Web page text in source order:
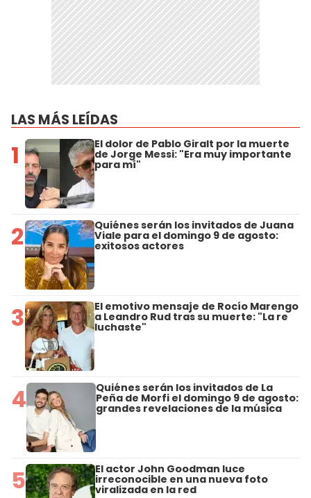
LAS MÁS LEÍDAS
1 El dolor de Pablo Giralt por la muerte
de Jorge Messi: "Era muy importante
para mí"
2 Quiénes serán los invitados de Juana
Viale para el domingo 9 de agosto:
exitosos actores
3 El emotivo mensaje de Rocío Marengo
a Leandro Rud tras su muerte: "La re
luchaste"
4 Quiénes serán los invitados de La
Peña de Morfi el domingo 9 de agosto:
grandes revelaciones de la música
5 El actor John Goodman luce
irreconocible en una nueva foto
viralizada en la red